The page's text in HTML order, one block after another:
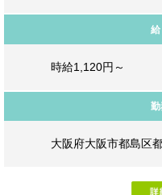
時給1,120円～
大阪府大阪市都島区